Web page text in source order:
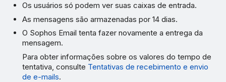
Os usuários só podem ver suas caixas de entrada.
As mensagens são armazenadas por 14 dias.
O Sophos Email tenta fazer novamente a entrega da
mensagem.
Para obter informações sobre os valores do tempo de
tentativa, consulte Tentativas de recebimento e envio
de e-mails.